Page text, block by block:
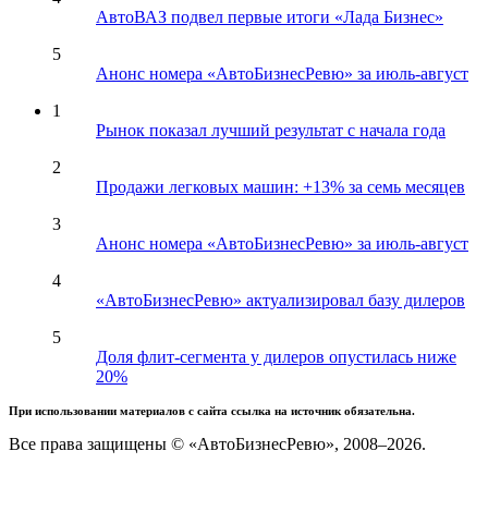
АвтоВАЗ подвел первые итоги «Лада Бизнес»
5
Анонс номера «АвтоБизнесРевю» за июль-август
1
Рынок показал лучший результат с начала года
2
Продажи легковых машин: +13% за семь месяцев
3
Анонс номера «АвтоБизнесРевю» за июль-август
4
«АвтоБизнесРевю» актуализировал базу дилеров
5
Доля флит-сегмента у дилеров опустилась ниже
20%
При использовании материалов с сайта ссылка на источник обязательна.
Все права защищены © «АвтоБизнесРевю», 2008–2026.